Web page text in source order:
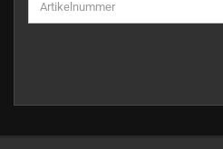
SIE
DIE
EIN.